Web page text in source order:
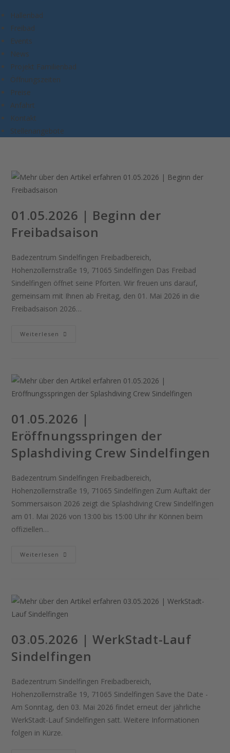
Hallenbad
Freibad
Events
News
Projekt Familienbad
Öffnungszeiten
Preise
Anfahrt
Kontakt
Stellenangebote
01.05.2026 | Beginn der
Freibadsaison
Badezentrum Sindelfingen Freibadbereich,
Hohenzollernstraße 19, 71065 Sindelfingen Das Freibad
Sindelfingen öffnet seine Pforten. Wir freuen uns darauf,
gemeinsam mit Ihnen ab Freitag, den 01. Mai 2026 in die
Freibadsaison 2026…
Weiterlesen 01.05.2026
01.05.2026 |
Eröffnungsspringen der
Splashdiving Crew Sindelfingen
Badezentrum Sindelfingen Freibadbereich,
Hohenzollernstraße 19, 71065 Sindelfingen Zum Auftakt der
Sommersaison 2026 zeigt die Splashdiving Crew Sindelfingen
am 01. Mai 2026 von 13:00 bis 15:00 Uhr ihr Können beim
offiziellen…
Weiterlesen 01.05.2026
Sindelfingen
03.05.2026 | WerkStadt-Lauf
Sindelfingen
Badezentrum Sindelfingen Freibadbereich,
Hohenzollernstraße 19, 71065 Sindelfingen Save the Date -
Am Sonntag, den 03. Mai 2026 findet erneut der jährliche
WerkStadt-Lauf Sindelfingen satt. Weitere Informationen
folgen in Kürze.